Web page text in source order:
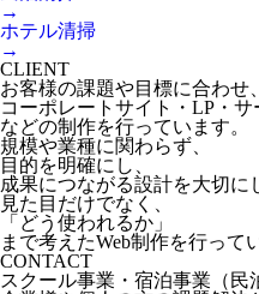
→
ホテル清掃
→
CLIENT
お客様の課題や目標に合わせ、
コーポレートサイト・LP・サ
などの制作を行っています。
規模や業種に関わらず、
目的を明確にし、
成果につながる設計を大切に
見た目だけでなく、
「どう使われるか」
まで考えたWeb制作を行って
CONTACT
スクール事業・宿泊事業（民